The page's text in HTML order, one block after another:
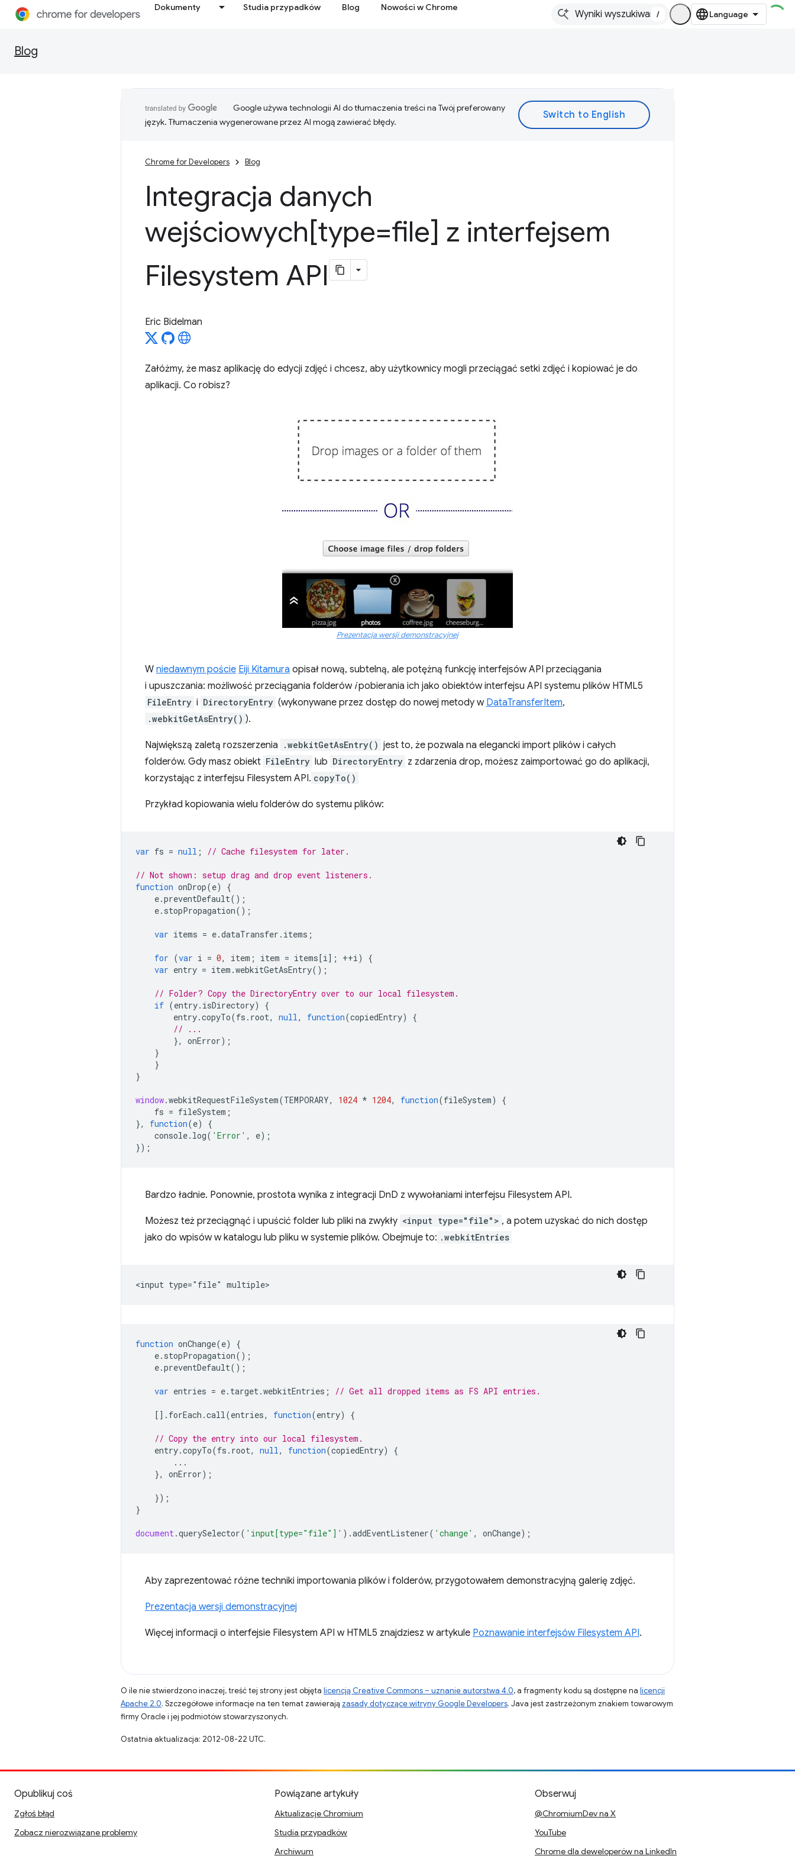
Dokumenty Studia przypadków Blog Nowości w Chrome
/
Blog
Google używa technologii AI do tłumaczenia treści na Twój preferowany
język. Tłumaczenia wygenerowane przez AI mogą zawierać błędy.
Chrome for Developers Blog
Integracja danych
wejściowych[type=file] z interfejsem
Filesystem API
Eric Bidelman
Załóżmy, że masz aplikację do edycji zdjęć i chcesz, aby użytkownicy mogli przeciągać setki zdjęć i kopiować je do
aplikacji. Co robisz?
Prezentacja wersji demonstracyjnej
W niedawnym poście Eiji Kitamura opisał nową, subtelną, ale potężną funkcję interfejsów API przeciągania
i upuszczania: możliwość przeciągania folderów ipobierania ich jako obiektów interfejsu API systemu plików HTML5
FileEntry i DirectoryEntry (wykonywane przez dostęp do nowej metody w DataTransferItem,
.webkitGetAsEntry() ).
Największą zaletą rozszerzenia .webkitGetAsEntry() jest to, że pozwala na elegancki import plików i całych
folderów. Gdy masz obiekt FileEntry lub DirectoryEntry z zdarzenia drop, możesz zaimportować go do aplikacji,
korzystając z interfejsu Filesystem API. copyTo()
Przykład kopiowania wielu folderów do systemu plików:
var fs = null ; // Cache filesystem for later.
// Not shown: setup drag and drop event listeners.
function onDrop(e)
{
e.preventDefault();
e. stopPropagation();
var items = e.dataTransfer . items ;
for (var i = 0, item ; item = items[i]; ++i)
{
var entry = item .webkitGetAsEntry();
// Folder? Copy the DirectoryEntry over to our local filesystem.
if (entry. isDirectory)
{
entry.copyTo(fs . root, null, function(copiedEntry)
{
// ...
},
onError);
}
}
}
window.webkitRequestFileSystem(TEMPORARY, 1024 * 1204, function(fileSystem)
{
fs = fileSystem ;
},
function(e)
{
console. log( 'Error' , e);
});
Bardzo ładnie. Ponownie, prostota wynika z integracji DnD z wywołaniami interfejsu Filesystem API.
Możesz też przeciągnąć i upuścić folder lub pliki na zwykły <input type="file"> , a potem uzyskać do nich dostęp
jako do wpisów w katalogu lub pliku w systemie plików. Obejmuje to: .webkitEntries
function onChange(e)
{
e. stopPropagation();
e.preventDefault();
var entries = e. target.webkitEntries ; // Get all dropped items as FS API entries.
[]. forEach .call(entries, function(entry) {
// Copy the entry into our local filesystem.
entry.copyTo(fs . root, null, function(copiedEntry)
{
...
},
onError);
});
}
document.querySelector( 'input[type="file"]' ).addEventListener( 'change' , onChange);
Aby zaprezentować różne techniki importowania plików i folderów, przygotowałem demonstracyjną galerię zdjęć.
Prezentacja wersji demonstracyjnej
Więcej informacji o interfejsie Filesystem API w HTML5 znajdziesz w artykule Poznawanie interfejsów Filesystem API.
O ile nie stwierdzono inaczej, treść tej strony jest objęta licencją Creative Commons – uznanie autorstwa 4.0, a fragmenty kodu są dostępne na licencji
Apache 2.0. Szczegółowe informacje na ten temat zawierają zasady dotyczące witryny Google Developers. Java jest zastrzeżonym znakiem towarowym
firmy Oracle i jej podmiotów stowarzyszonych.
Ostatnia aktualizacja: 2012-08-22 UTC.
Opublikuj coś
Zgłoś błąd
Zobacz nierozwiązane problemy
Powiązane artykuły
Aktualizacje Chromium
Studia przypadków
Archiwum
Obserwuj
@ChromiumDev na X
YouTube
Chrome dla deweloperów na LinkedIn